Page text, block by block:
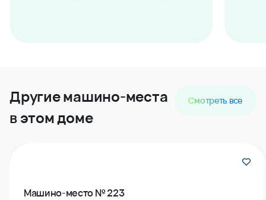
Другие машино-места
в этом доме
Смотреть все
Машино-место № 223